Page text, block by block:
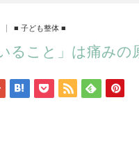
■ 子ども整体 ■
ること」は痛みの